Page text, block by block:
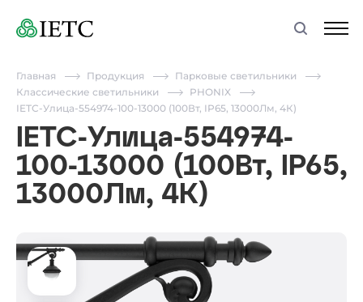
Главная Продукция
Парковые светильники
Классические светильники
PHONIX
IETC-Улица-554974-100-13000 (100Вт, IP65, 13000Лм, 4К)
IETC-Улица-554974-
100-13000 (100Вт, IP65,
13000Лм, 4К)